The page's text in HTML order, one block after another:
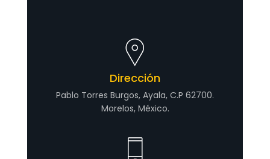
Dirección
Pablo Torres Burgos, Ayala, C.P 62700.
Morelos, México.